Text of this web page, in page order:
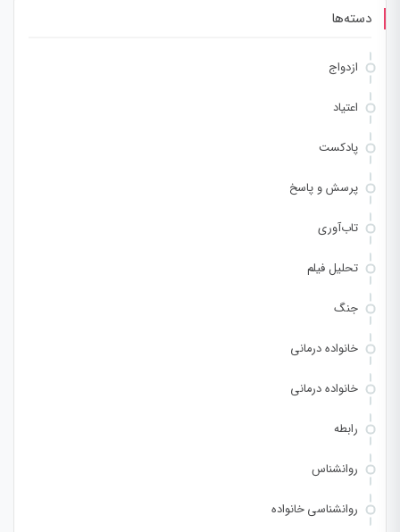
دسته‌ها
ازدواج
اعتیاد
پادکست
پرسش و پاسخ
تاب‌آوری
تحلیل فیلم
جنگ
خانواده درمانی
خانواده درمانی
رابطه
روانشناس
روانشناسی خانواده